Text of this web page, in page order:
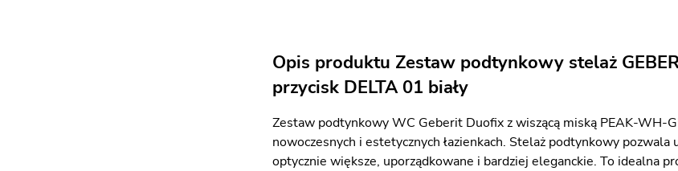
Opis produktu Zestaw podtynkowy stelaż
przycisk DELTA 01 biały
Zestaw podtynkowy WC Geberit Duofix z wiszącą miską PEAK-
nowoczesnych i estetycznych łazienkach. Stelaż podtynkowy
optycznie większe, uporządkowane i bardziej eleganckie. To idealna